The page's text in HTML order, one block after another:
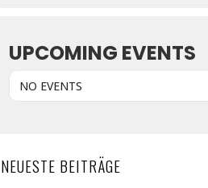
UPCOMING EVENTS
NO EVENTS
NEUESTE BEITRÄGE